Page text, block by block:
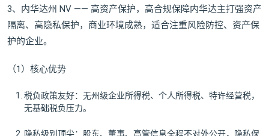
3、内华达州 NV —— 高资产保护，高合规保障内华达主打强资产
隔离、高隐私保护，商业环境成熟，适合注重风险防控、资产保
护的企业。
（1）核心优势
税负政策友好：无州级企业所得税、个人所得税、特许经营税，
无基础税负压力。
隐私级别顶尖：股东、董事、高管信息全程不对外公开，隐私保